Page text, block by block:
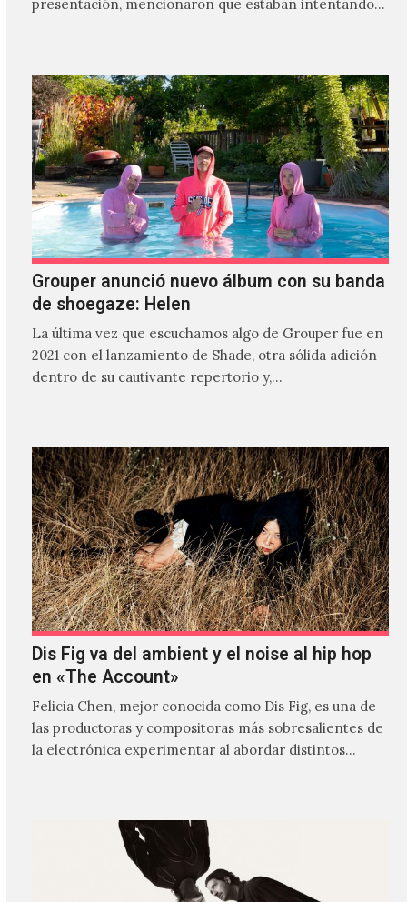
presentación, mencionaron que estaban intentando…
Grouper anunció nuevo álbum con su banda
de shoegaze: Helen
La última vez que escuchamos algo de Grouper fue en
2021 con el lanzamiento de Shade, otra sólida adición
dentro de su cautivante repertorio y,…
Dis Fig va del ambient y el noise al hip hop
en «The Account»
Felicia Chen, mejor conocida como Dis Fig, es una de
las productoras y compositoras más sobresalientes de
la electrónica experimentar al abordar distintos